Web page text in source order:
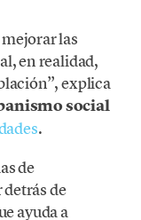
las
en realidad,
explica
social
.
de
de
ayuda a